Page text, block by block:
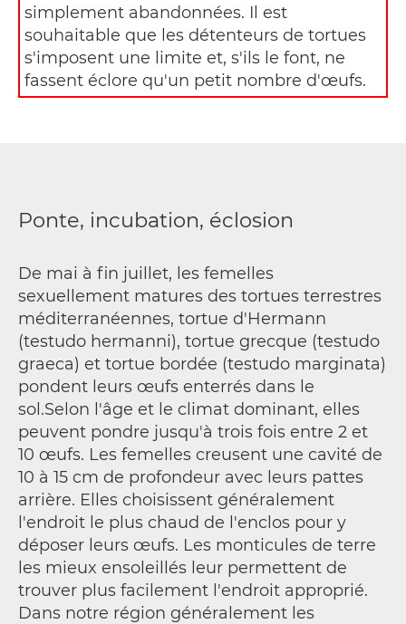
simplement abandonnées. Il est
souhaitable que les détenteurs de tortues
s'imposent une limite et, s'ils le font, ne
fassent éclore qu'un petit nombre d'œufs.
Ponte, incubation, éclosion
De mai à fin juillet, les femelles
sexuellement matures des tortues terrestres
méditerranéennes, tortue d'Hermann
(testudo hermanni), tortue grecque (testudo
graeca) et tortue bordée (testudo marginata)
pondent leurs œufs enterrés dans le
sol.Selon l'âge et le climat dominant, elles
peuvent pondre jusqu'à trois fois entre 2 et
10 œufs. Les femelles creusent une cavité de
10 à 15 cm de profondeur avec leurs pattes
arrière. Elles choisissent généralement
l'endroit le plus chaud de l'enclos pour y
déposer leurs œufs. Les monticules de terre
les mieux ensoleillés leur permettent de
trouver plus facilement l'endroit approprié.
Dans notre région généralement les